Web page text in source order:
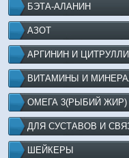
БЭТА-АЛАНИН
АЗОТ
АРГИНИН И
ВИТАМИНЫ И
ОМЕГА 3(РЫБИЙ ЖИР)
ДЛЯ СУСТАВОВ И
ШЕЙКЕРЫ